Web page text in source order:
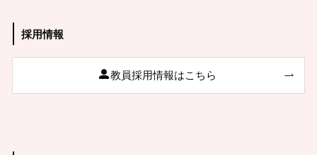
採用情報
教員採用情報はこちら